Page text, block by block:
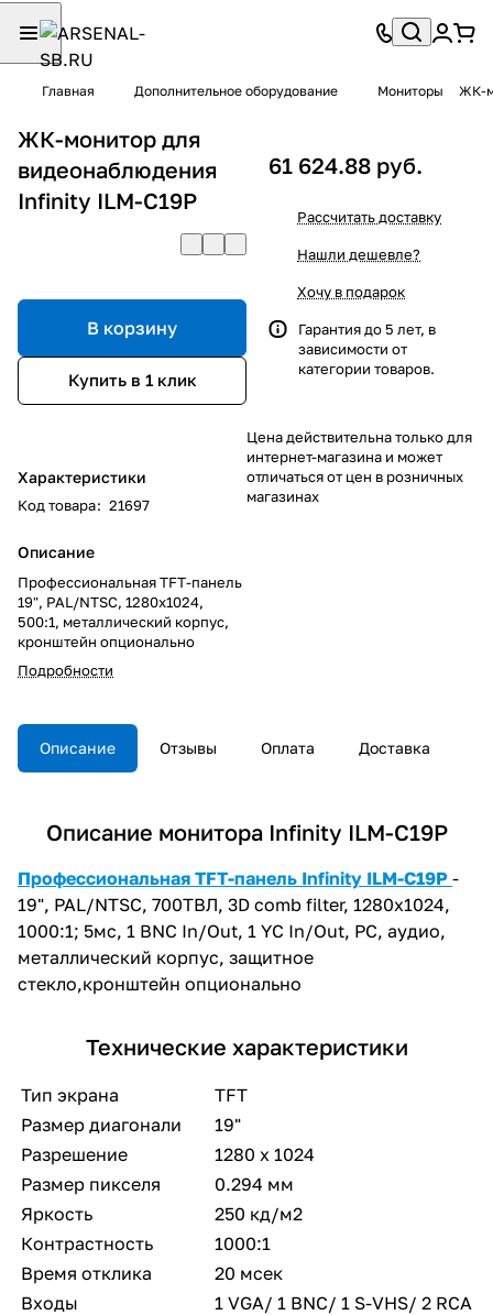
Главная Дополнительное оборудование Мониторы ЖК-
ЖК-монитор для
видеонаблюдения
Infinity ILM-C19P
В корзину
Купить в 1 клик
Характеристики
Код товара: 21697
Описание
Профессиональная TFT-панель
19", PAL/NTSC, 1280х1024,
500:1, металлический корпус,
кронштейн опционально
Подробности
61 624.88 руб.
Рассчитать доставку
Нашли дешевле?
Хочу в подарок
Гарантия до 5 лет, в
зависимости от
категории товаров.
Цена действительна только для
интернет-магазина и может
отличаться от цен в розничных
магазинах
Описание Отзывы Оплата Доставка
Описание монитора Infinity ILM-C19P
Профессиональная TFT-панель Infinity ILM-C19P -
19", PAL/NTSC, 700ТВЛ, 3D comb filter, 1280х1024,
1000:1; 5мс, 1 BNC In/Out, 1 YC In/Out, PC, аудио,
металлический корпус, защитное
стекло,кронштейн опционально
Технические характеристики
Тип экрана
TFT
Размер диагонали
19"
Разрешение
1280 х 1024
Размер пикселя
0.294 мм
Яркость
250 кд/м2
Контрастность
1000:1
Время отклика
20 мсек
Входы
1 VGA/ 1 BNC/ 1 S-VHS/ 2 RCA